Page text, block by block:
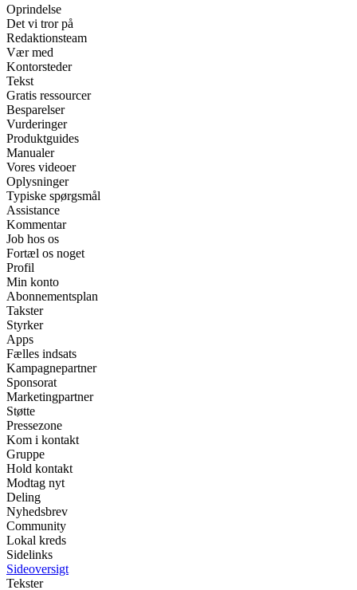
Oprindelse
Det vi tror på
Redaktionsteam
Vær med
Kontorsteder
Tekst
Gratis ressourcer
Besparelser
Vurderinger
Produktguides
Manualer
Vores videoer
Oplysninger
Typiske spørgsmål
Assistance
Kommentar
Job hos os
Fortæl os noget
Profil
Min konto
Abonnementsplan
Takster
Styrker
Apps
Fælles indsats
Kampagnepartner
Sponsorat
Marketingpartner
Støtte
Pressezone
Kom i kontakt
Gruppe
Hold kontakt
Modtag nyt
Deling
Nyhedsbrev
Community
Lokal kreds
Sidelinks
Sideoversigt
Tekster